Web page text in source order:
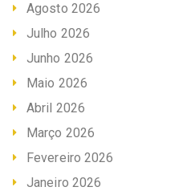
Agosto 2026
Julho 2026
Junho 2026
Maio 2026
Abril 2026
Março 2026
Fevereiro 2026
Janeiro 2026